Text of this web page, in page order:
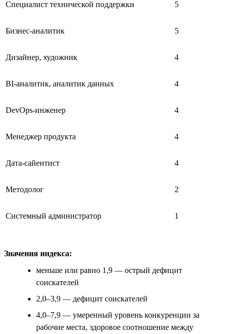
Специалист технической поддержки 5
Бизнес-аналитик 5
Дизайнер, художник 4
BI-аналитик, аналитик данных 4
DevOps-инженер 4
Менеджер продукта 4
Дата-сайентист 4
Методолог 2
Системный администратор 1
Значения индекса:
меньше или равно 1,9 — острый дефицит
соискателей
2,0–3,9 — дефицит соискателей
4,0–7,9 — умеренный уровень конкуренции за
рабочие места, здоровое соотношение между